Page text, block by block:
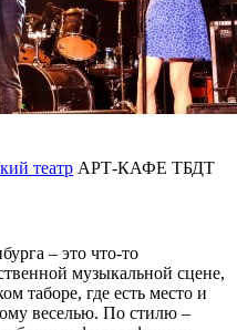
театр АРТ-КАФЕ ТБДТ
– это что-то
музыкальной сцене,
таборе, где есть место и
веселью. По стилю –